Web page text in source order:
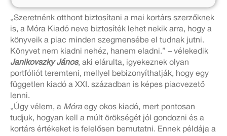
„Szeretnénk otthont biztosítani a mai kortárs szerzőknek
is, a Móra Kiadó neve biztosíték lehet nekik arra, hogy a
könyveik a piac minden szegmensébe el tudnak jutni.
Könyvet nem kiadni nehéz, hanem eladni.” – vélekedik
Janikovszky János, aki elárulta, igyekeznek olyan
portfóliót teremteni, mellyel bebizonyíthatják, hogy egy
független kiadó a XXI. században is képes piacvezető
lenni.
„Úgy vélem, a Móra egy okos kiadó, mert pontosan
tudjuk, hogyan kell a múlt örökségét jól gondozni és a
kortárs értékeket is felelősen bemutatni. Ennek példája a